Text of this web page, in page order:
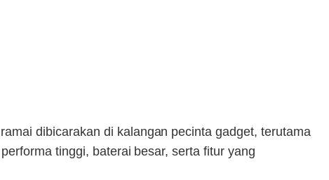
dibicarakan di kalangan pecinta gadget, terutama
tinggi, baterai besar, serta fitur yang